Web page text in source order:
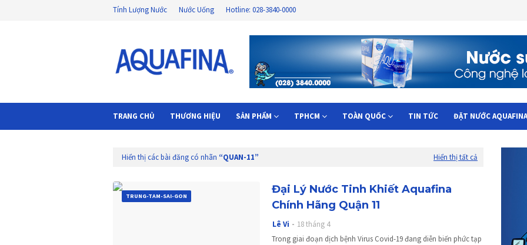
Tính Lượng Nước Nước Uống Hotline: 028-3840-0000
TRANG CHỦ THƯƠNG HIỆU SẢN PHẨM TPHCM TOÀN QUỐC TIN TỨC ĐẶT NƯỚC AQUAFINA
Hiển thị các bài đăng có nhãn QUAN-11 Hiển thị tất cả
TRUNG-TAM-SAI-GON
Đại Lý Nước Tinh Khiết Aquafina
Chính Hãng Quận 11
Lê Vi
18 tháng 4
Trong giai đoạn dịch bệnh Virus Covid-19 đang diễn biến phức tạp